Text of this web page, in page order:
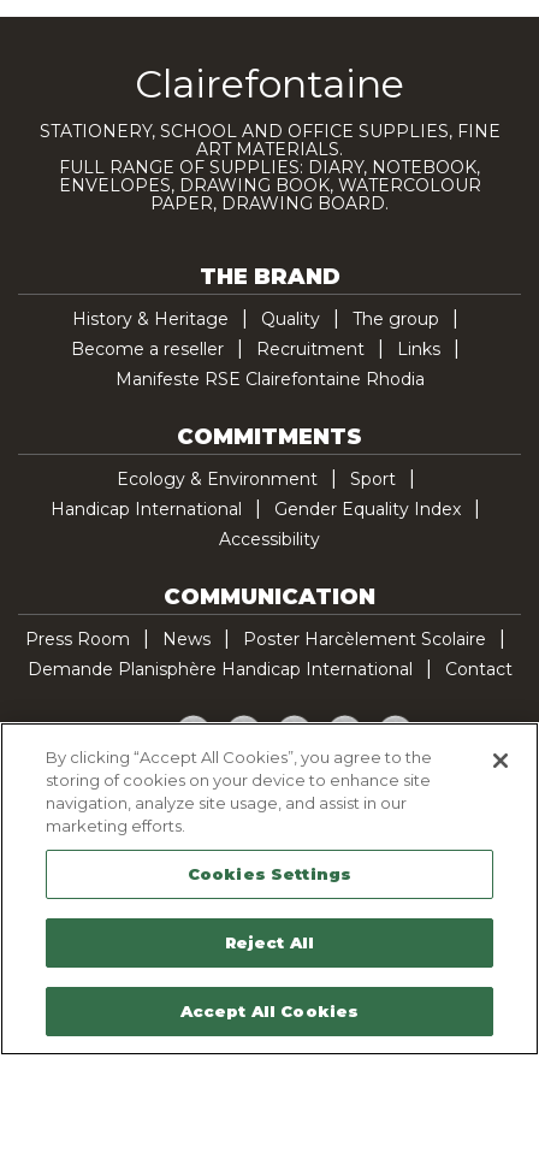
Clairefontaine
STATIONERY, SCHOOL AND OFFICE SUPPLIES, FINE
ART MATERIALS.
FULL RANGE OF SUPPLIES: DIARY, NOTEBOOK,
ENVELOPES, DRAWING BOOK, WATERCOLOUR
PAPER, DRAWING BOARD.
THE BRAND
History & Heritage Quality
The group
Become a reseller
Recruitment
Links
Manifeste RSE Clairefontaine Rhodia
COMMITMENTS
Ecology & Environment
Sport
Handicap International
Gender Equality Index
Accessibility
COMMUNICATION
Press Room News
Poster Harcèlement Scolaire
Demande Planisphère Handicap International
Contact
Facebook
TwitterYouTubePinterestTikTok
Cookie Policy
Legal Notice
Sitemap
Contactez-nous
By clicking “Accept All Cookies”, you agree to the
storing of cookies on your device to enhance site
navigation, analyze site usage, and assist in our
marketing efforts.
Cookies Settings
Reject All
Accept All Cookies